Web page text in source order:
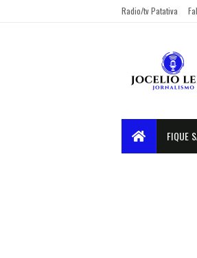
Radio/tv Patativa
FIQUE